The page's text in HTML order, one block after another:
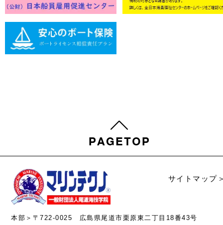
サイトマップ
本部＞〒722-0025 広島県尾道市栗原東二丁目18番43号